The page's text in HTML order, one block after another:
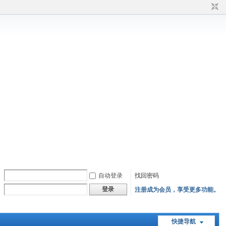
自动登录
找回密码
登录
注册成为会员，享受更多功能。
快捷导航